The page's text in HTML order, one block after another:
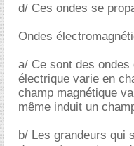
d/ Ces ondes se
Ondes
a/ Ce sont des
électrique varie en
champ magnétique
même induit un
b/ Les grandeurs qui